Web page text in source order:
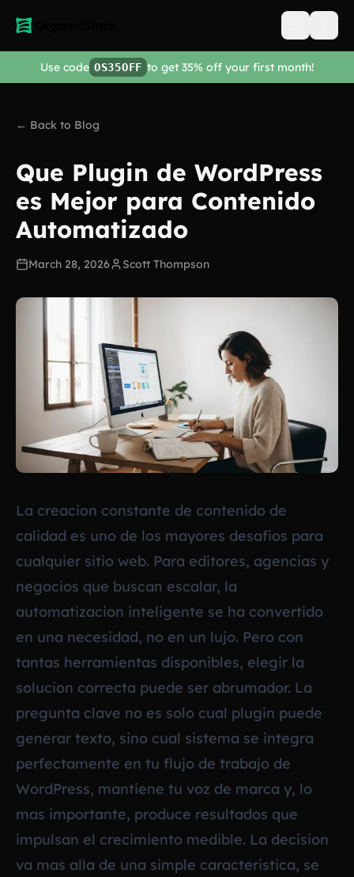
Open
Use code OS35OFF to get 35% off your first month!
← Back to Blog
Que Plugin de WordPress
es Mejor para Contenido
Automatizado
March 28, 2026 Scott Thompson
La creacion constante de contenido de
calidad es uno de los mayores desafios para
cualquier sitio web. Para editores, agencias y
negocios que buscan escalar, la
automatizacion inteligente se ha convertido
en una necesidad, no en un lujo. Pero con
tantas herramientas disponibles, elegir la
solucion correcta puede ser abrumador. La
pregunta clave no es solo cual plugin puede
generar texto, sino cual sistema se integra
perfectamente en tu flujo de trabajo de
WordPress, mantiene tu voz de marca y, lo
mas importante, produce resultados que
impulsan el crecimiento medible. La decision
va mas alla de una simple caracteristica, se